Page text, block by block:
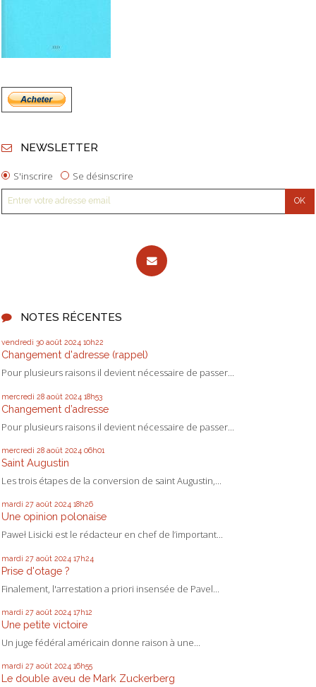
NEWSLETTER
S'inscrire Se désinscrire
NOTES RÉCENTES
vendredi 30 août 2024 10h22
Changement d'adresse (rappel)
Pour plusieurs raisons il devient nécessaire de passer...
mercredi 28 août 2024 18h53
Changement d’adresse
Pour plusieurs raisons il devient nécessaire de passer...
mercredi 28 août 2024 06h01
Saint Augustin
Les trois étapes de la conversion de saint Augustin,...
mardi 27 août 2024 18h26
Une opinion polonaise
Paweł Lisicki est le rédacteur en chef de l’important...
mardi 27 août 2024 17h24
Prise d'otage ?
Finalement, l'arrestation a priori insensée de Pavel...
mardi 27 août 2024 17h12
Une petite victoire
Un juge fédéral américain donne raison à une...
mardi 27 août 2024 16h55
Le double aveu de Mark Zuckerberg